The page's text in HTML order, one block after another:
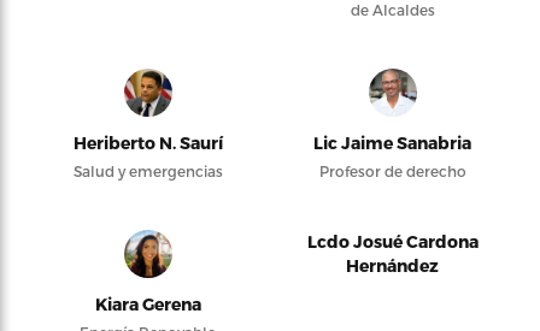
de Alcaldes
Heriberto N. Saurí
Salud y emergencias
Lic Jaime Sanabria
Profesor de derecho
Kiara Gerena
Lcdo Josué Cardona
Hernández